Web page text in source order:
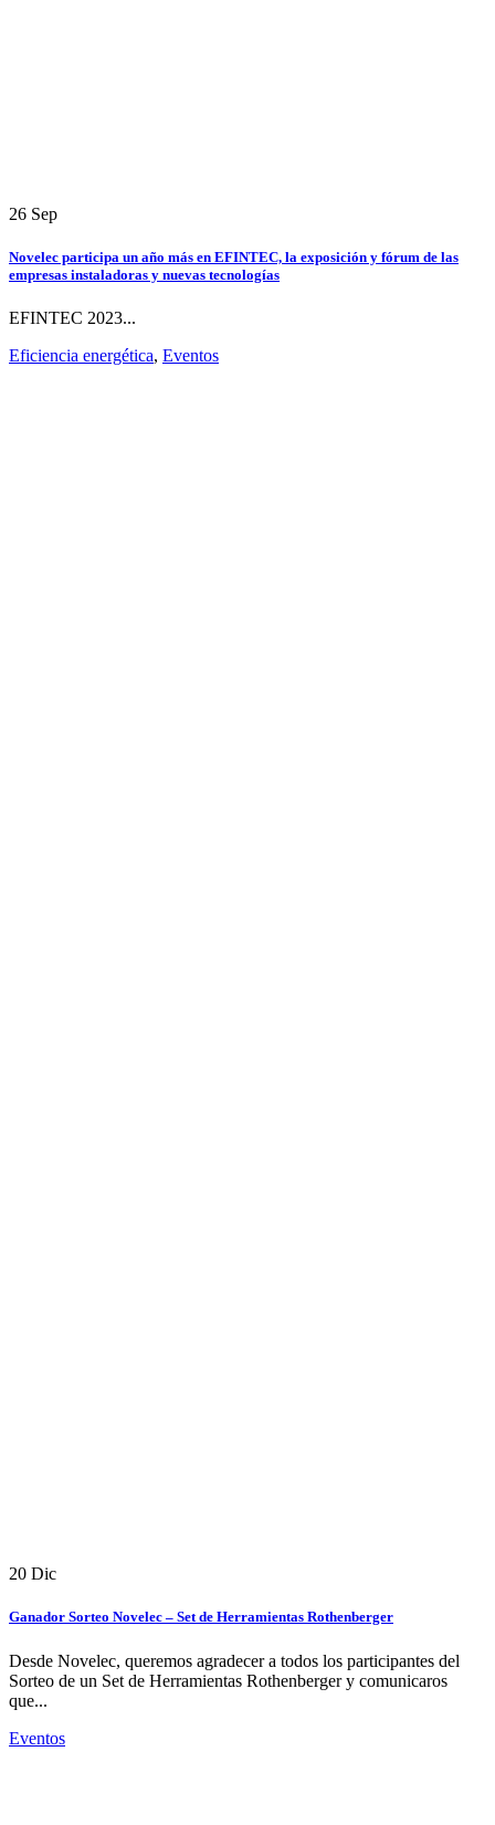
26 Sep
Novelec participa un año más en EFINTEC, la exposición y fórum de las
empresas instaladoras y nuevas tecnologías
EFINTEC 2023...
Eficiencia energética, Eventos
20 Dic
Ganador Sorteo Novelec – Set de Herramientas Rothenberger
Desde Novelec, queremos agradecer a todos los participantes del
Sorteo de un Set de Herramientas Rothenberger y comunicaros
que...
Eventos